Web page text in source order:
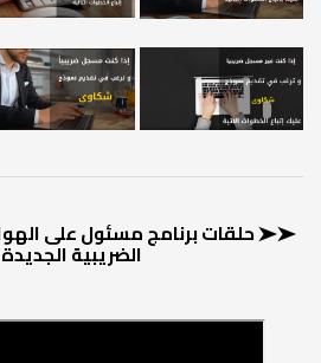
➤➤ حلقات برنامج مسئول على
الضريبية